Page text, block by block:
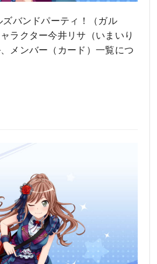
ズバンドパーティ！（ガル
ラクター今井リサ（いまいり
メンバー（カード）一覧につ